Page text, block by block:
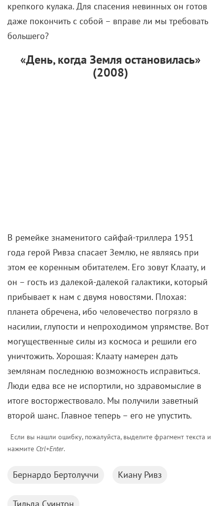
крепкого кулака. Для спасения невинных он готов
даже покончить с собой – вправе ли мы требовать
большего?
«День, когда Земля остановилась»
(2008)
В ремейке знаменитого сайфай-триллера 1951
года герой Ривза спасает Землю, не являясь при
этом ее коренным обитателем. Его зовут Клаату, и
он – гость из далекой-далекой галактики, который
прибывает к нам с двумя новостями. Плохая:
планета обречена, ибо человечество погрязло в
насилии, глупости и непроходимом упрямстве. Вот
могущественные силы из космоса и решили его
уничтожить. Хорошая: Клаату намерен дать
землянам последнюю возможность исправиться.
Люди едва все не испортили, но здравомыслие в
итоге восторжествовало. Мы получили заветный
второй шанс. Главное теперь – его не упустить.
Если вы нашли ошибку, пожалуйста, выделите фрагмент текста и
нажмите Ctrl+Enter.
Бернардо Бертолуччи Киану Ривз